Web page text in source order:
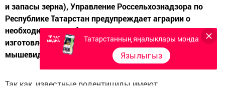
и запасы зерна), Управление Россельхознадзора по
Республике Татарстан предупреждает аграрии о
необходимости соблюдения регламентов при
изготовлении и размещении приманок для
мышевидных грызунов-вредителей.
Так как, известные родентициды имеют
Татарстанның яңалыклары монда
Язылыгыз